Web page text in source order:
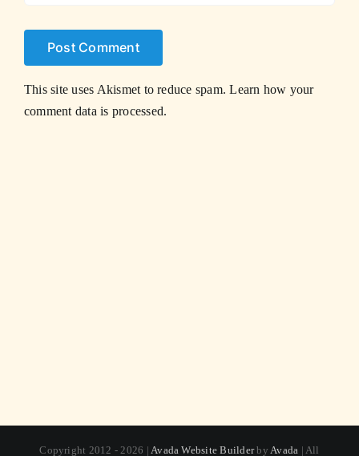
This site uses Akismet to reduce spam.Learn how your
comment data is processed.
Copyright 2012 - 2026 |Avada Website BuilderbyAvada | All